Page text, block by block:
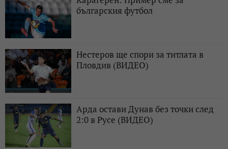
българския футбол
Нестеров ще спори за титлата в
Пловдив (ВИДЕО)
Арда остави Дунав без точки след
2:0 в Русе (ВИДЕО)